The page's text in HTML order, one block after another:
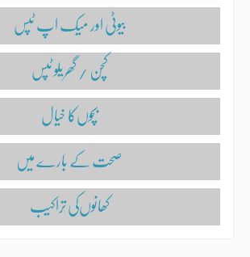
بیوٹی اور میک اپ ٹپس
کچن / گھریلو ٹپس
بچوں‌کا خیال
صحت کے بارے میں
کھانوں‌کی تراکیب